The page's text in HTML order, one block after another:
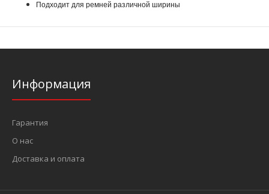
Подходит для ремней различной ширины
Информация
Гарантия
О нас
Доставка и оплата